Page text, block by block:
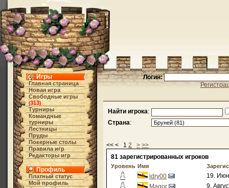
Игры
Главная страница
Новая игра
Свободные игры
(313)
Турниры
Командные
турниры
Лестницы
Пруды
Покерные столы
Правила игр
Редакторы игр
Профиль
Платный статус
Мой профиль
Логин:
Найти игрока:
Страна:
<< < 1 2 > >>
81 зарегистрированных игроков
Уровень Имя
idry00
19.
Magor
9.